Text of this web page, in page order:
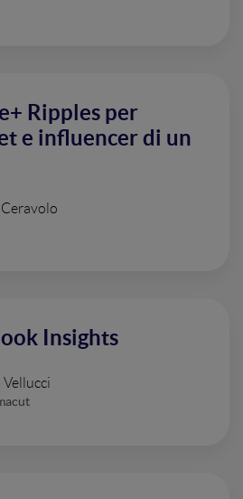
Ripples per
e influencer di un
Insights